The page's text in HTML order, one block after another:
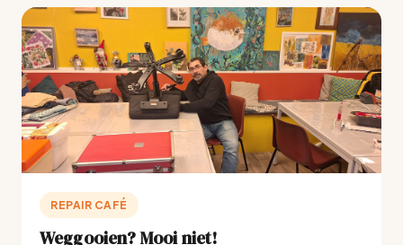
REPAIR CAFÉ
Weggooien? Mooi niet!